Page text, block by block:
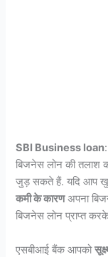
SBI Business loan
बिजनेस लोन की तलाश
जुड़ सकते हैं. यदि आप
कमी के कारणअपना
बिजनेस लोन प्राप्त
एसबीआई बैंक आपको